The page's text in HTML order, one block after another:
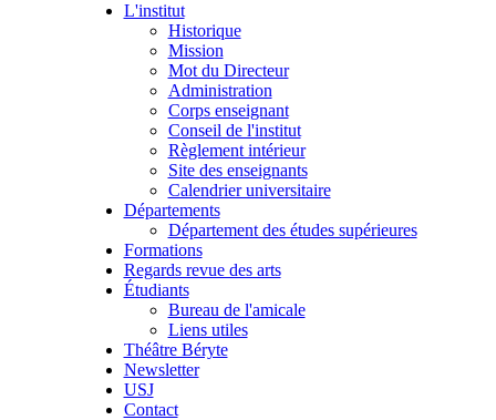
L'institut
Historique
Mission
Mot du Directeur
Administration
Corps enseignant
Conseil de l'institut
Règlement intérieur
Site des enseignants
Calendrier universitaire
Départements
Département des études supérieures
Formations
Regards revue des arts
Étudiants
Bureau de l'amicale
Liens utiles
Théâtre Béryte
Newsletter
USJ
Contact